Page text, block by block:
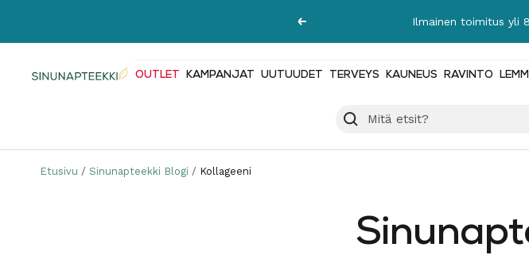
Edellinen HINTAHULINAT
Sinunapteekki.fi OUTLET KAMPANJAT UUTUUDET TERVEYS KAUNEUS RAVINTO
Etusivu Sinunapteekki Blogi Kollageeni